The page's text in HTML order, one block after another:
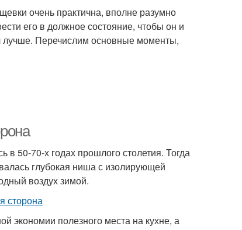
очень практична, вполне разумно
его в должное состояние, чтобы он и
лучше. Перечислим основные моменты,
50-70-х годах прошлого столетия. Тогда
глубокая ниша с изолирующей
воздух зимой.
экономии полезного места на кухне, а